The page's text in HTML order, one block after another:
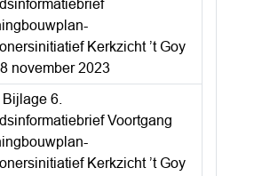
Kerkzicht ’t Goy
november 2023
Bijlage 6.
Voortgang
Kerkzicht ’t Goy